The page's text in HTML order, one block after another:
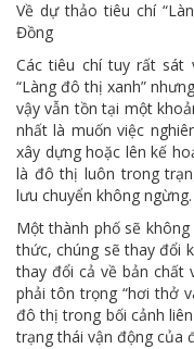
Về dự thảo tiêu chí
Đồng
Các tiêu chí tuy rất
“Làng đô thị xanh”
vậy vẫn tồn tại một
nhất là muốn việc
xây dựng hoặc lên kế
là đô thị luôn trong
lưu chuyển không ngừng.
Một thành phố sẽ
thức, chúng sẽ thay đổi
thay đổi cả về bản chất
phải tôn trọng “hơi thở
đô thị trong bối cảnh
trạng thái vận động của